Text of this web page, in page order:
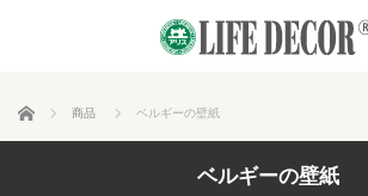
ホーム 商品 ベルギーの壁紙
ベルギーの壁紙